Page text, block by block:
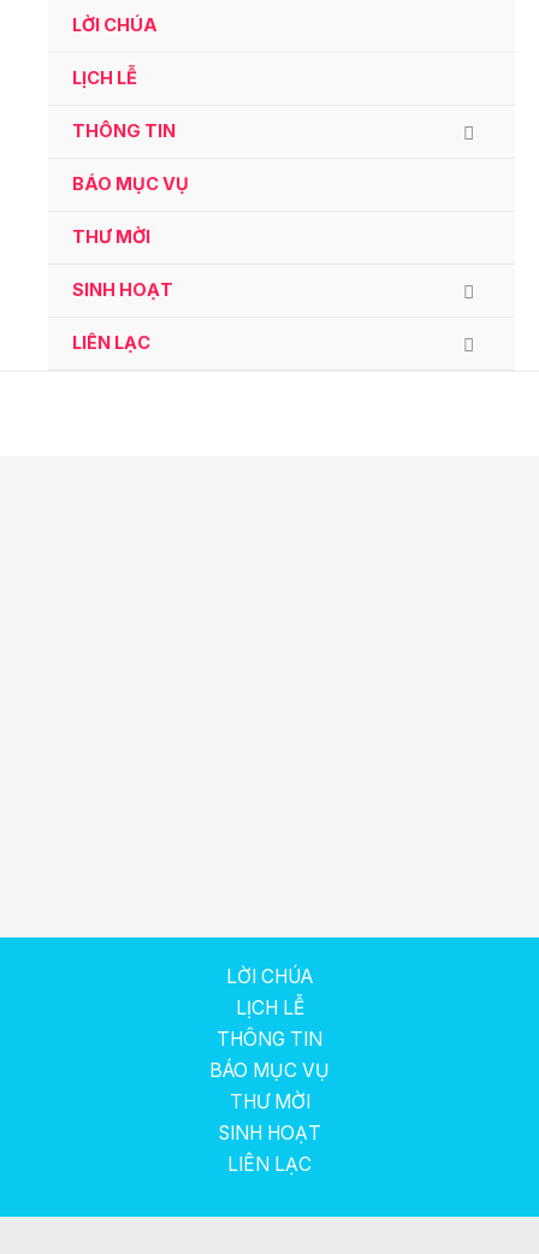
LỜI CHÚA
LỊCH LỄ
THÔNG TIN
BÁO MỤC VỤ
THƯ MỜI
SINH HOẠT
LIÊN LẠC
LỜI CHÚA
LỊCH LỄ
THÔNG TIN
BÁO MỤC VỤ
THƯ MỜI
SINH HOẠT
LIÊN LẠC